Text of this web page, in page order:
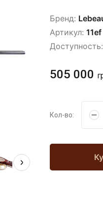
Бренд:
Артикул: 11ef
Доступность:
505 000
Кол-во: